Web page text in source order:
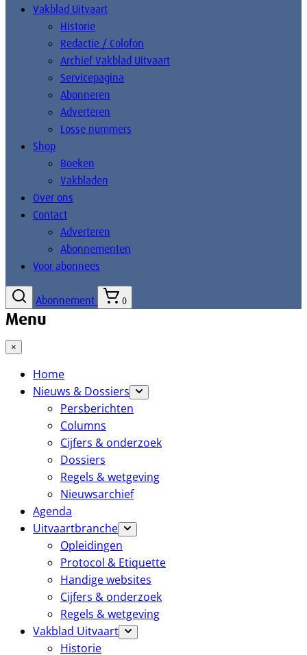
Vakblad Uitvaart
Historie
Redactie / Colofon
Archief Vakblad Uitvaart
Servicepagina
Abonneren
Adverteren
Losse nummers
Shop
Boeken
Vakbladen
Over ons
Contact
Adverteren
Abonnementen
Voor abonnees
Abonnement 0
Menu
×
Home
Nieuws & Dossiers
Persberichten
Columns
Cijfers & onderzoek
Dossiers
Regels & wetgeving
Nieuwsarchief
Agenda
Uitvaartbranche
Opleidingen
Protocol & Etiquette
Handige websites
Cijfers & onderzoek
Regels & wetgeving
Vakblad Uitvaart
Historie